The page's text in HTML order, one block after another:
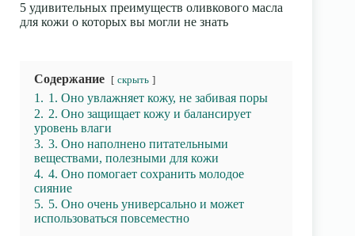
5 удивительных преимуществ оливкового масла
для кожи о которых вы могли не знать
Содержание скрыть
1. 1. Оно увлажняет кожу, не забивая поры
2. 2. Оно защищает кожу и балансирует
уровень влаги
3. 3. Оно наполнено питательными
веществами, полезными для кожи
4. 4. Оно помогает сохранить молодое
сияние
5. 5. Оно очень универсально и может
использоваться повсеместно